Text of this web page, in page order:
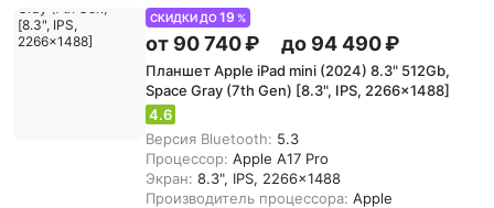
СКИДКИ ДО19 %
от 90 740 ₽ до 94 490 ₽
Планшет Apple iPad mini (2024) 8.3" 512Gb,
Space Gray (7th Gen) [8.3", IPS, 2266x1488]
4.6
Версия Bluetooth: 5.3
Процессор: Apple A17 Pro
Экран: 8.3", IPS, 2266x1488
Производитель процессора: Apple